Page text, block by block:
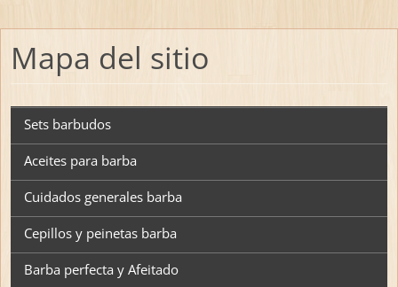
Mapa del sitio
Sets barbudos
Aceites para barba
Cuidados generales barba
Cepillos y peinetas barba
Barba perfecta y Afeitado